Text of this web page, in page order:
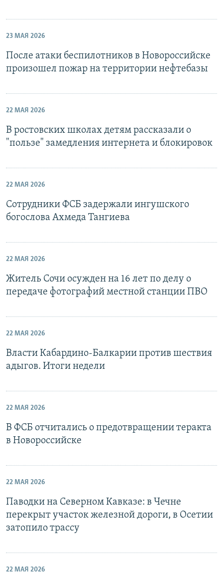
23 МАЯ 2026
После атаки беспилотников в Новороссийске
произошел пожар на территории нефтебазы
22 МАЯ 2026
В ростовских школах детям рассказали о
"пользе" замедления интернета и блокировок
22 МАЯ 2026
Сотрудники ФСБ задержали ингушского
богослова Ахмеда Тангиева
22 МАЯ 2026
Житель Сочи осужден на 16 лет по делу о
передаче фотографий местной станции ПВО
22 МАЯ 2026
Власти Кабардино-Балкарии против шествия
адыгов. Итоги недели
22 МАЯ 2026
В ФСБ отчитались о предотвращении теракта
в Новороссийске
22 МАЯ 2026
Паводки на Северном Кавказе: в Чечне
перекрыт участок железной дороги, в Осетии
затопило трассу
22 МАЯ 2026